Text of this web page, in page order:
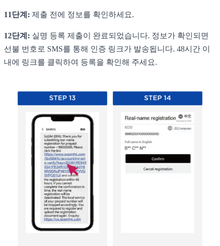
11단계: 제출 전에 정보를 확인하세요.
12단계: 실명 등록 제출이 완료되었습니다. 정보가 확인되면
선불 번호로 SMS를 통해 인증 링크가 발송됩니다. 48시간 이
내에 링크를 클릭하여 등록을 확인해 주세요.